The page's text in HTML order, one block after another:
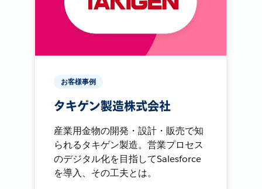
お客様事例
タキゲン製造株式会社
産業用金物の開発・設計・販売で知
られるタキゲン製造。営業プロセス
のデジタル化を目指してSalesforce
を導入、その工夫とは。